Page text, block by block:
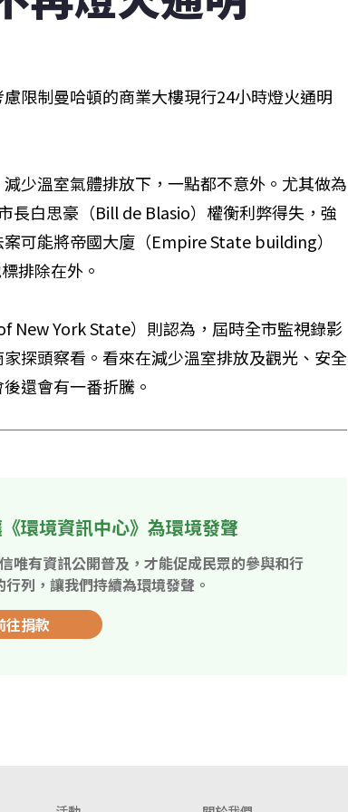
限制曼哈頓的商業大樓現行24小時燈火通明
少溫室氣體排放下，一點都不意外。尤其做為
長白思豪（Bill de Blasio）權衡利弊得失，強
可能將帝國大廈（Empire State building）
排除在外。
New York State）則認為，屆時全市監視錄影
探頭察看。看來在減少溫室排放及觀光、安全
還會有一番折騰。
環境資訊中心》為環境發聲
唯有資訊公開普及，才能促成民眾的參與和行
列，讓我們持續為環境發聲。
往捐款